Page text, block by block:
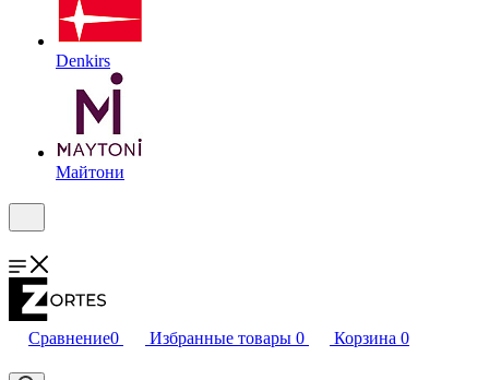
Denkirs
Майтони
Сравнение0 Избранные товары 0 Корзина 0